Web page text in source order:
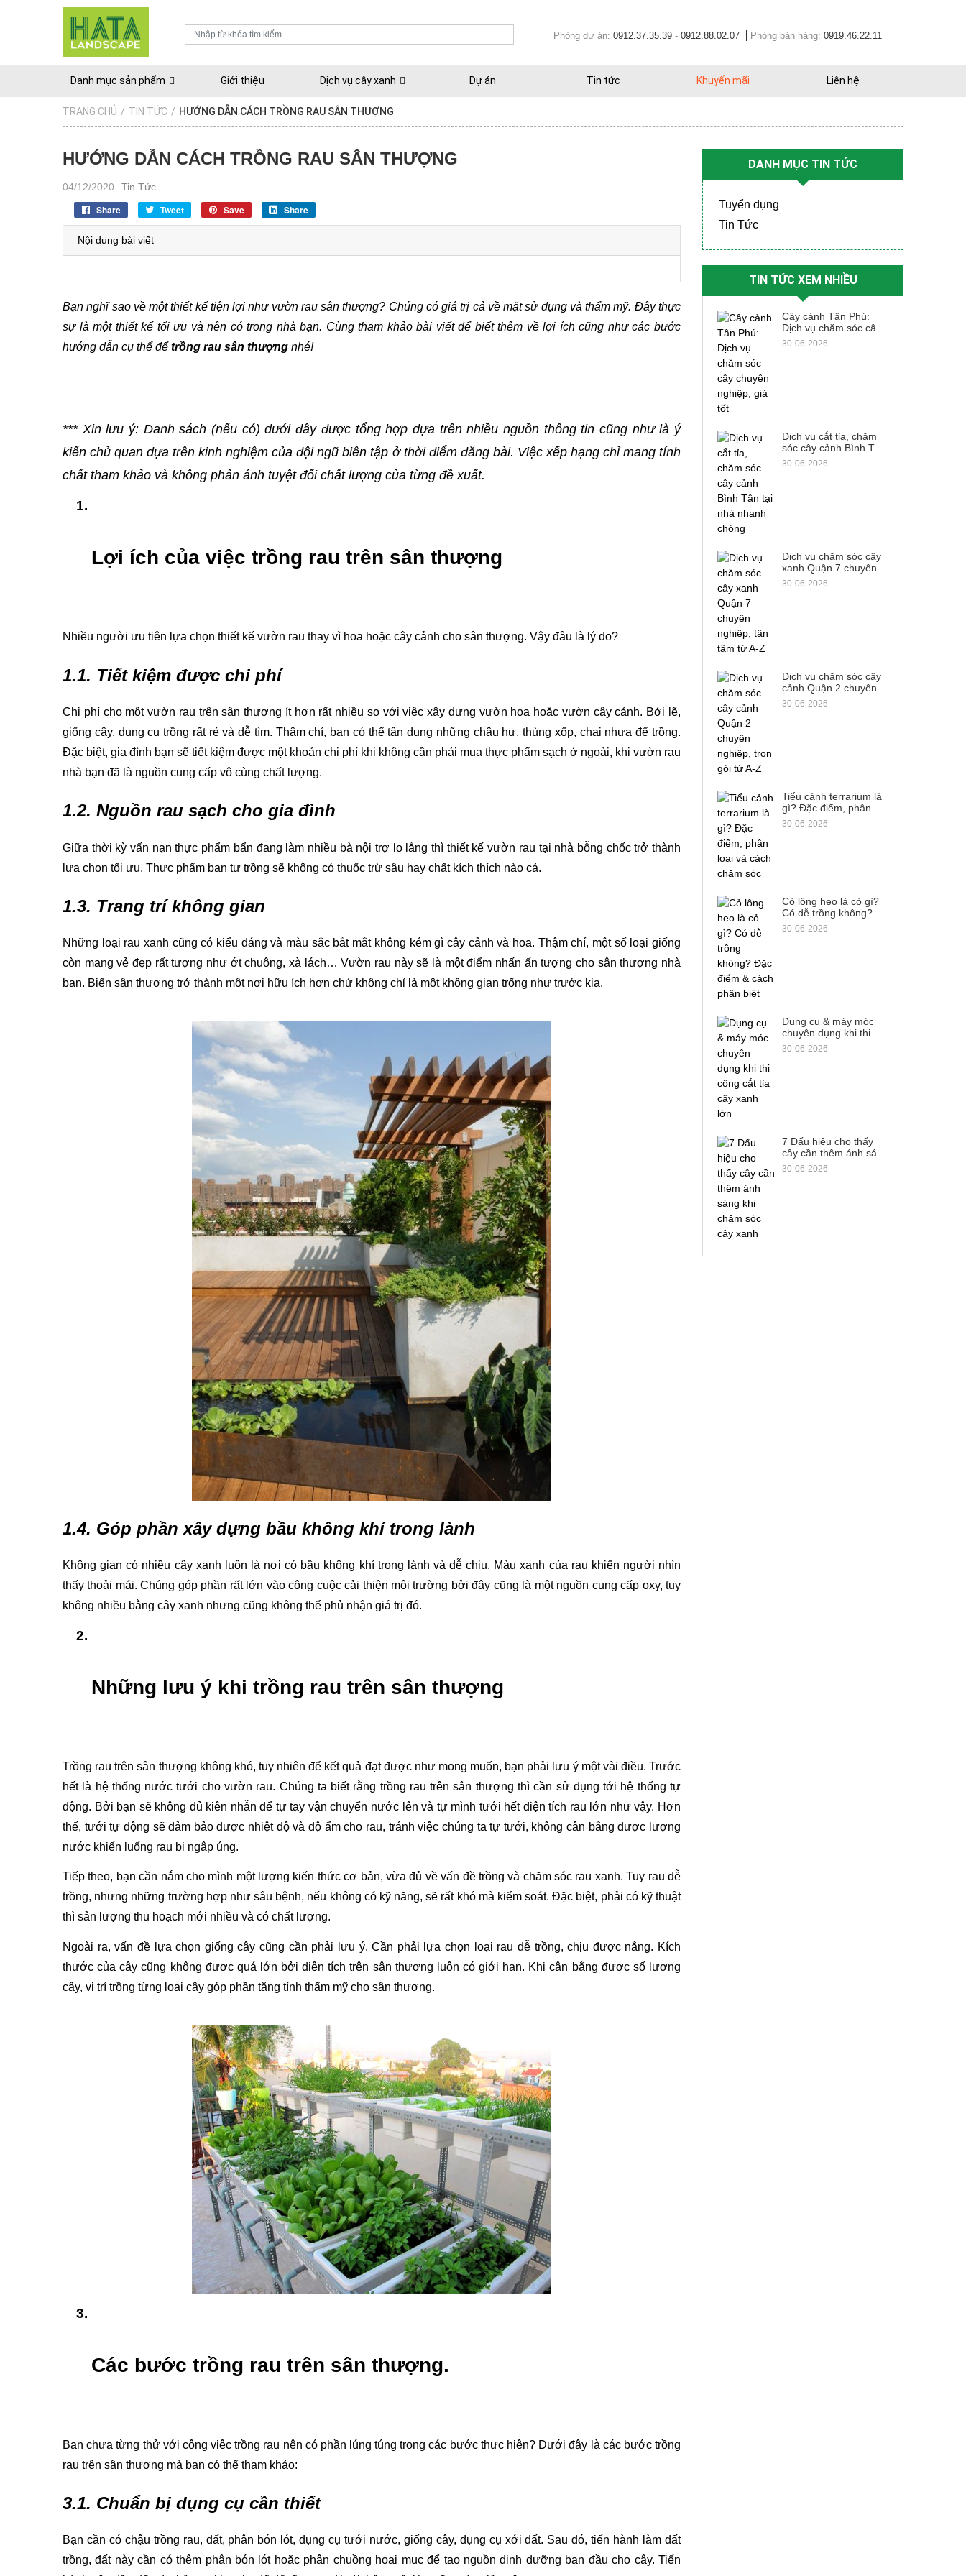
Phòng dự án: 0912.37.35.39 - 0912.88.02.07 Phòng bán hàng: 0919.46.22.11
Danh mục sản phẩm Giới thiệu Dịch vụ cây xanh Dự án Tin tức Khuyến mãi Liên hệ
TRANG CHỦ / TIN TỨC / HƯỚNG DẪN CÁCH TRỒNG RAU SÂN THƯỢNG
HƯỚNG DẪN CÁCH TRỒNG RAU SÂN THƯỢNG
04/12/2020 Tin Tức
Share Tweet Save Share
Nội dung bài viết
Bạn nghĩ sao về một thiết kế tiện lợi như vườn rau sân thượng? Chúng có giá trị cả về mặt sử dụng và thẩm mỹ. Đây thực
sự là một thiết kế tối ưu và nên có trong nhà bạn. Cùng tham khảo bài viết để biết thêm về lợi ích cũng như các bước
hướng dẫn cụ thể để trồng rau sân thượng nhé!
*** Xin lưu ý: Danh sách (nếu có) dưới đây được tổng hợp dựa trên nhiều nguồn thông tin cũng như là ý
kiến chủ quan dựa trên kinh nghiệm của đội ngũ biên tập ở thời điểm đăng bài. Việc xếp hạng chỉ mang tính
chất tham khảo và không phản ánh tuyệt đối chất lượng của từng đề xuất.
Lợi ích của việc trồng rau trên sân thượng
Nhiều người ưu tiên lựa chọn thiết kế vườn rau thay vì hoa hoặc cây cảnh cho sân thượng. Vậy đâu là lý do?
1.1. Tiết kiệm được chi phí
Chi phí cho một vườn rau trên sân thượng ít hơn rất nhiều so với việc xây dựng vườn hoa hoặc vườn cây cảnh. Bởi lẽ,
giống cây, dụng cụ trồng rất rẻ và dễ tìm. Thậm chí, bạn có thể tận dụng những chậu hư, thùng xốp, chai nhựa để trồng.
Đặc biệt, gia đình bạn sẽ tiết kiệm được một khoản chi phí khi không cần phải mua thực phẩm sạch ở ngoài, khi vườn rau
nhà bạn đã là nguồn cung cấp vô cùng chất lượng.
1.2. Nguồn rau sạch cho gia đình
Giữa thời kỳ vấn nạn thực phẩm bẩn đang làm nhiều bà nội trợ lo lắng thì thiết kế vườn rau tại nhà bỗng chốc trở thành
lựa chọn tối ưu. Thực phẩm bạn tự trồng sẽ không có thuốc trừ sâu hay chất kích thích nào cả.
1.3. Trang trí không gian
Những loại rau xanh cũng có kiểu dáng và màu sắc bắt mắt không kém gì cây cảnh và hoa. Thậm chí, một số loại giống
còn mang vẻ đẹp rất tượng như ớt chuông, xà lách… Vườn rau này sẽ là một điểm nhấn ấn tượng cho sân thượng nhà
bạn. Biến sân thượng trở thành một nơi hữu ích hơn chứ không chỉ là một không gian trống như trước kia.
1.4. Góp phần xây dựng bầu không khí trong lành
Không gian có nhiều cây xanh luôn là nơi có bầu không khí trong lành và dễ chịu. Màu xanh của rau khiến người nhìn
thấy thoải mái. Chúng góp phần rất lớn vào công cuộc cải thiện môi trường bởi đây cũng là một nguồn cung cấp oxy, tuy
không nhiều bằng cây xanh nhưng cũng không thể phủ nhận giá trị đó.
Những lưu ý khi trồng rau trên sân thượng
Trồng rau trên sân thượng không khó, tuy nhiên để kết quả đạt được như mong muốn, bạn phải lưu ý một vài điều. Trước
hết là hệ thống nước tưới cho vườn rau. Chúng ta biết rằng trồng rau trên sân thượng thì cần sử dụng tới hệ thống tự
động. Bởi bạn sẽ không đủ kiên nhẫn để tự tay vận chuyển nước lên và tự mình tưới hết diện tích rau lớn như vậy. Hơn
thế, tưới tự động sẽ đảm bảo được nhiệt độ và độ ẩm cho rau, tránh việc chúng ta tự tưới, không cân bằng được lượng
nước khiến luống rau bị ngập úng.
Tiếp theo, bạn cần nắm cho mình một lượng kiến thức cơ bản, vừa đủ về vấn đề trồng và chăm sóc rau xanh. Tuy rau dễ
trồng, nhưng những trường hợp như sâu bệnh, nếu không có kỹ năng, sẽ rất khó mà kiểm soát. Đặc biệt, phải có kỹ thuật
thì sản lượng thu hoạch mới nhiều và có chất lượng.
Ngoài ra, vấn đề lựa chọn giống cây cũng cần phải lưu ý. Cần phải lựa chọn loại rau dễ trồng, chịu được nắng. Kích
thước của cây cũng không được quá lớn bởi diện tích trên sân thượng luôn có giới hạn. Khi cân bằng được số lượng
cây, vị trí trồng từng loại cây góp phần tăng tính thẩm mỹ cho sân thượng.
Các bước trồng rau trên sân thượng.
Bạn chưa từng thử với công việc trồng rau nên có phần lúng túng trong các bước thực hiện? Dưới đây là các bước trồng
rau trên sân thượng mà bạn có thể tham khảo:
3.1. Chuẩn bị dụng cụ cần thiết
Bạn cần có chậu trồng rau, đất, phân bón lót, dụng cụ tưới nước, giống cây, dụng cụ xới đất. Sau đó, tiến hành làm đất
trồng, đất này cần có thêm phân bón lót hoặc phân chuồng hoai mục để tạo nguồn dinh dưỡng ban đầu cho cây. Tiến
DANH MỤC TIN TỨC
Tuyển dụng
Tin Tức
TIN TỨC XEM NHIỀU
Cây cảnh Tân Phú:
Dịch vụ chăm sóc cây
chuyên nghiệp, giá tốt
30-06-2026
Dịch vụ cắt tỉa, chăm
sóc cây cảnh Bình Tân
tại nhà nhanh chóng
30-06-2026
Dịch vụ chăm sóc cây
xanh Quận 7 chuyên
nghiệp, tận tâm từ A-Z
30-06-2026
Dịch vụ chăm sóc cây
cảnh Quận 2 chuyên
nghiệp, trọn gói từ A-Z
30-06-2026
Tiểu cảnh terrarium là
gì? Đặc điểm, phân
loại và cách chăm sóc
30-06-2026
Cỏ lông heo là cỏ gì?
Có dễ trồng không?
Đặc điểm & cách phân
biệt
30-06-2026
Dụng cụ & máy móc
chuyên dụng khi thi
công cắt tỉa cây xanh
lớn
30-06-2026
7 Dấu hiệu cho thấy
cây cần thêm ánh sáng
khi chăm sóc cây xanh
30-06-2026